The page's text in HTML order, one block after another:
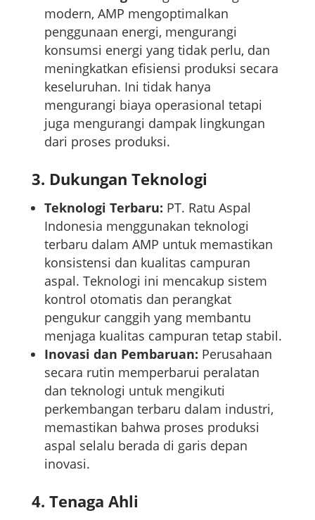
modern, AMP mengoptimalkan
penggunaan energi, mengurangi
konsumsi energi yang tidak perlu, dan
meningkatkan efisiensi produksi secara
keseluruhan. Ini tidak hanya
mengurangi biaya operasional tetapi
juga mengurangi dampak lingkungan
dari proses produksi.
3. Dukungan Teknologi
Teknologi Terbaru: PT. Ratu Aspal
Indonesia menggunakan teknologi
terbaru dalam AMP untuk memastikan
konsistensi dan kualitas campuran
aspal. Teknologi ini mencakup sistem
kontrol otomatis dan perangkat
pengukur canggih yang membantu
menjaga kualitas campuran tetap stabil.
Inovasi dan Pembaruan: Perusahaan
secara rutin memperbarui peralatan
dan teknologi untuk mengikuti
perkembangan terbaru dalam industri,
memastikan bahwa proses produksi
aspal selalu berada di garis depan
inovasi.
4. Tenaga Ahli